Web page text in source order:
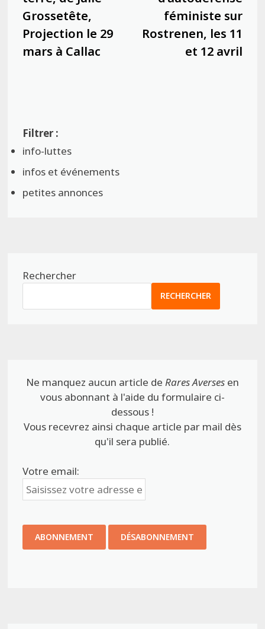
Grossetête,
Projection le 29
mars à Callac
féministe sur
Rostrenen, les 11
et 12 avril
info-luttes
infos et événements
petites annonces
Rechercher
RECHERCHER
Ne manquez aucun article de Rares Aversesen
vous abonnant à l'aide du formulaire ci-
dessous !
Vous recevrez ainsi chaque article par mail dès
qu'il sera publié.
Votre email: